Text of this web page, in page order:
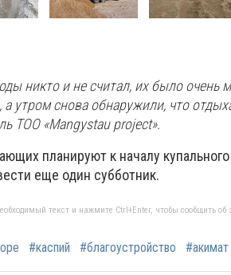
никто и не считал, их было очень
утром снова обнаружили, что
ТОО «Mangystau project».
планируют к началу
еще один субботник.
текст и нажмите Ctrl+Enter, чтобы сообщить об
#каспий #благоустройство #акимат